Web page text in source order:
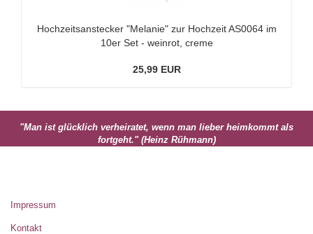
Hochzeitsanstecker "Melanie" zur Hochzeit AS0064 im
10er Set - weinrot, creme
25,99 EUR
"Man ist glücklich verheiratet, wenn man lieber heimkommt als
fortgeht." (Heinz Rühmann)
Impressum
Kontakt